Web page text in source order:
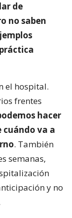
de
no saben
el hospital.
frentes
hacer
cuándo va a
. También
semanas,
y no